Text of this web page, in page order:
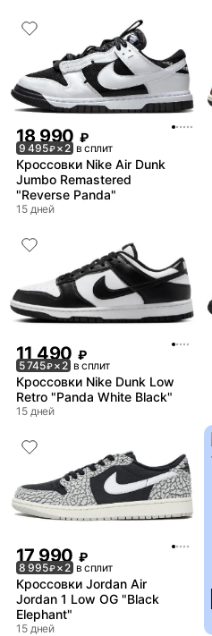
18 990 ₽
9 495₽× 2 в сплит
Кроссовки Nike Air Dunk
Jumbo Remastered
"Reverse Panda"
15 дней
11 490 ₽
5 745₽× 2 в сплит
Кроссовки Nike Dunk Low
Retro "Panda White Black"
15 дней
17 990 ₽
8 995₽× 2 в сплит
Кроссовки Jordan Air
Jordan 1 Low OG "Black
Elephant"
15 дней